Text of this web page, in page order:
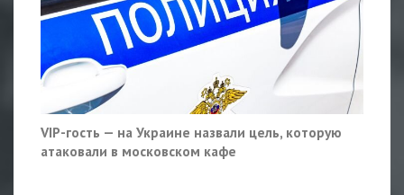
VIP-гость — на Украине назвали цель, которую
атаковали в московском кафе